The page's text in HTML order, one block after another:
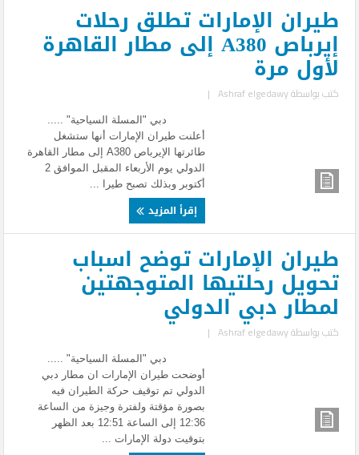
طيران الإمارات تطلق رحلات
إيرباص A380 إلى مطار القاهرة
لأول مرة
كتب بواسطةAshraf elgedawy
|
دبي "المسلة السياحية" .....
أعلنت طيران الإمارات أنها ستشغل
طائرتها الإيرباص A380 إلى مطار القاهرة
الدولي يوم الأربعاء المقبل الموافق 2
أكتوبر وبذلك تصبح طيرا ...
إقرأ المزيد
طيران الإمارات توضح اسباب
تحويل رحلتيها المتوجهتين
لمطار دبي الدولي
كتب بواسطةAshraf elgedawy
|
دبي "المسلة السياحية" .....
أوضحت طيران الإمارات ان مطار دبي
الدولي تم توقيف حركة الطيران فيه
بصورة مؤقتة ولفترة وجيزة من الساعة
12:36 إلى الساعة 12:51 بعد الظهر
بتوقيت دولة الإمارات ...